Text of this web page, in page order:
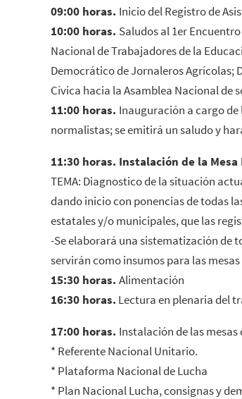
09:00 horas. Inicio del Registro de
10:00 horas. Saludos al 1er
Nacional de Trabajadores de la
Democrático de Jornaleros Agrícolas;
Cívica hacia la Asamblea Nacional de
11:00 horas. Inauguración a cargo de
normalistas; se emitirá un saludo y
11:30 horas. Instalación de la
TEMA: Diagnostico de la situación
dando inicio con ponencias de todas
estatales y/o municipales, que las
-Se elaborará una sistematización de
servirán como insumos para las
15:30 horas. Alimentación
16:30 horas. Lectura en plenaria del
17:00 horas. Instalación de las mesas
* Referente Nacional Unitario.
* Plataforma Nacional de Lucha
* Plan Nacional Lucha, consignas y